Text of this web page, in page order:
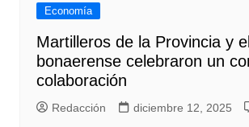
Economía
Martilleros de la Provincia y
bonaerense celebraron un
colaboración
Redacción diciembre 12, 2025